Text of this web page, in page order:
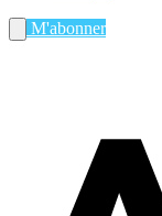
M'abonner